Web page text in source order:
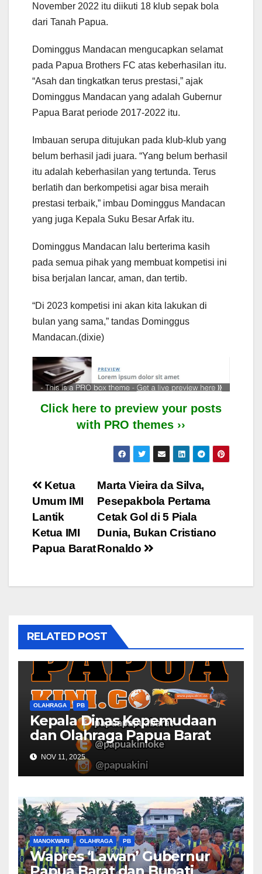
November 2022 itu diikuti 18 klub sepak bola
dari Tanah Papua.
Dominggus Mandacan mengucapkan selamat
pada Papua Brothers FC atas keberhasilan itu.
“Asah dan tingkatkan terus prestasi,” ajak
Dominggus Mandacan yang adalah Gubernur
Papua Barat periode 2017-2022 itu.
Imbauan serupa ditujukan pada klub-klub yang
belum berhasil jadi juara. “Yang belum berhasil
itu adalah keberhasilan yang tertunda. Terus
berlatih dan berkompetisi agar bisa meraih
prestasi terbaik,” imbau Dominggus Mandacan
yang juga Kepala Suku Besar Arfak itu.
Dominggus Mandacan lalu berterima kasih
pada semua pihak yang membuat kompetisi ini
bisa berjalan lancar, aman, dan tertib.
“Di 2023 kompetisi ini akan kita lakukan di
bulan yang sama,” tandas Dominggus
Mandacan.(dixie)
Click here to preview your posts
with PRO themes ››
Post
navigation
Marta Vieira da Silva,
Pesepakbola Pertama
Cetak Gol di 5 Piala
Dunia, Bukan Cristiano
Ronaldo
Ketua
Umum IMI
Lantik
Ketua IMI
Papua Barat
RELATED POST
OLAHRAGA PB
Kepala Dinas Kepemudaan
dan Olahraga Papua Barat
Selaraskan Program Dengan
DBON
NOV 11, 2025
MANOKWARI OLAHRAGA PB
Wapres ‘Lawan’ Gubernur